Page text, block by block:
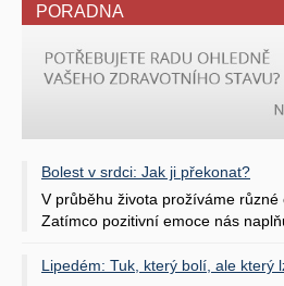
PORADNA
Bolest v srdci: Jak ji překonat?
V průběhu života prožíváme různé
Zatímco pozitivní emoce nás
Lipedém: Tuk, který bolí, ale který